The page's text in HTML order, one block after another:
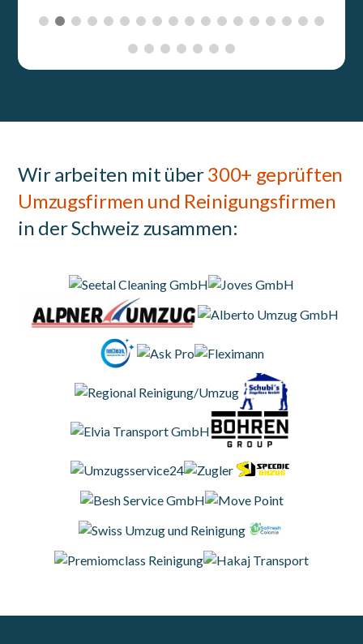
Wir arbeiten mit über300+ geprüften
Umzugsfirmen und Reinigungsfirmen
in der Schweiz zusammen: